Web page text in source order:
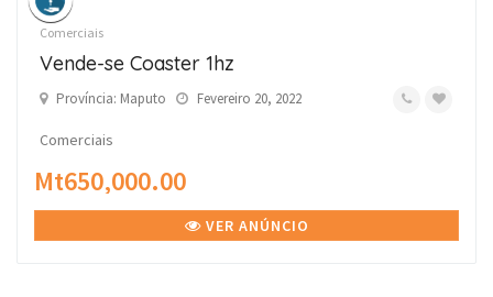
Comerciais
Vende-se Coaster 1hz
Província: Maputo Fevereiro 20, 2022
Comerciais
Mt650,000.00
VER ANÚNCIO